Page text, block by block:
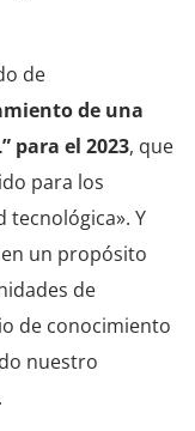
de
de una
para el 2023, que
para los
tecnológica». Y
un propósito
de
de conocimiento
nuestro